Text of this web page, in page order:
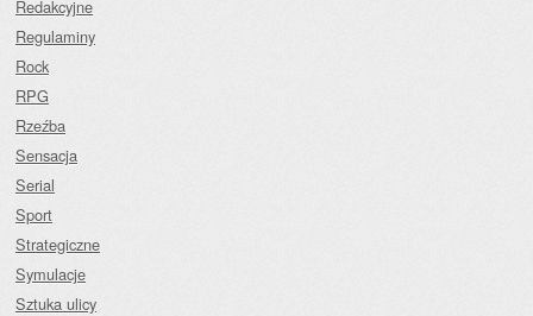
Redakcyjne
Regulaminy
Rock
RPG
Rzeźba
Sensacja
Serial
Sport
Strategiczne
Symulacje
Sztuka ulicy